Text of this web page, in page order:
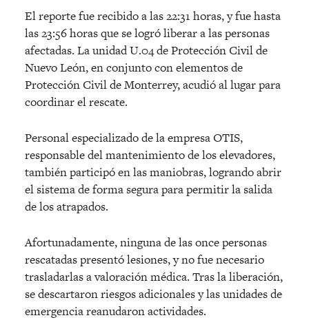
El reporte fue recibido a las 22:31 horas, y fue hasta
las 23:56 horas que se logró liberar a las personas
afectadas. La unidad U.04 de Protección Civil de
Nuevo León, en conjunto con elementos de
Protección Civil de Monterrey, acudió al lugar para
coordinar el rescate.
Personal especializado de la empresa OTIS,
responsable del mantenimiento de los elevadores,
también participó en las maniobras, logrando abrir
el sistema de forma segura para permitir la salida
de los atrapados.
Afortunadamente, ninguna de las once personas
rescatadas presentó lesiones, y no fue necesario
trasladarlas a valoración médica. Tras la liberación,
se descartaron riesgos adicionales y las unidades de
emergencia reanudaron actividades.